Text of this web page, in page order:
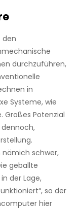
den
durchzuführen,
in
Systeme, wie
Großes Potenzial
schwer,
geballte
der Lage,
so der
hier